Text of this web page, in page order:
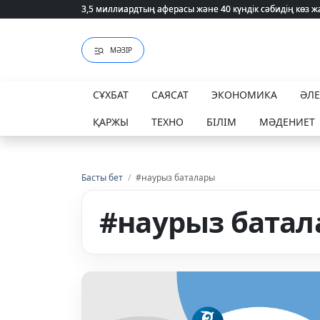
3,5 миллиардтың аферасы және 40 күндік сәбидің
3,5 миллиардтың аферасы және 40 күндік сәбидің
МӘЗІР
СҰХБАТ САЯСАТ ЭКОНОМИКА
ҚАРЖЫ
ТЕХНО БІЛІМ МӘДЕНИЕТ
Басты бет / #наурыз баталары
#наурыз